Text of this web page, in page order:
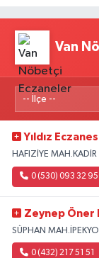
Van
Yıldız
HAFIZİYE
0 (530) 093 32 95
Zeynep Öner
SÜPHAN
0 (432) 217 51 51